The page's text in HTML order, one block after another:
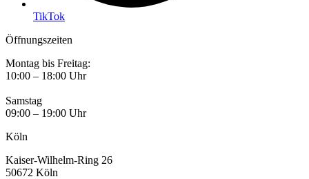
TikTok
Öffnungszeiten
Montag bis Freitag:
10:00 – 18:00 Uhr
Samstag
09:00 – 19:00 Uhr
Köln
Kaiser-Wilhelm-Ring 26
50672 Köln